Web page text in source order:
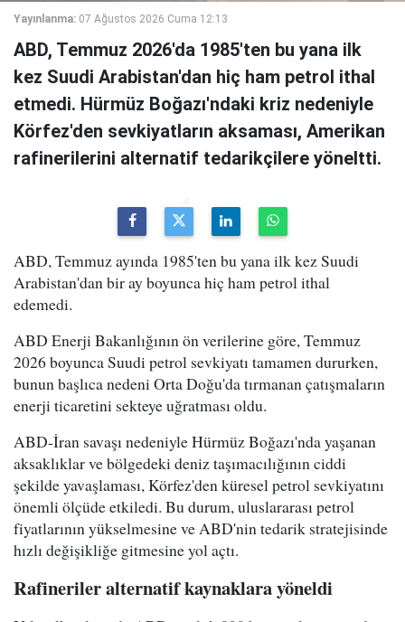
Yayınlanma: 07 Ağustos 2026 Cuma 12:13
ABD, Temmuz 2026'da 1985'ten bu yana ilk
kez Suudi Arabistan'dan hiç ham petrol ithal
etmedi. Hürmüz Boğazı'ndaki kriz nedeniyle
Körfez'den sevkiyatların aksaması, Amerikan
rafinerilerini alternatif tedarikçilere yöneltti.
ABD, Temmuz ayında 1985'ten bu yana ilk kez Suudi
Arabistan'dan bir ay boyunca hiç ham petrol ithal
edemedi.
ABD Enerji Bakanlığının ön verilerine göre, Temmuz
2026 boyunca Suudi petrol sevkiyatı tamamen dururken,
bunun başlıca nedeni Orta Doğu'da tırmanan çatışmaların
enerji ticaretini sekteye uğratması oldu.
ABD-İran savaşı nedeniyle Hürmüz Boğazı'nda yaşanan
aksaklıklar ve bölgedeki deniz taşımacılığının ciddi
şekilde yavaşlaması, Körfez'den küresel petrol sevkiyatını
önemli ölçüde etkiledi. Bu durum, uluslararası petrol
fiyatlarının yükselmesine ve ABD'nin tedarik stratejisinde
hızlı değişikliğe gitmesine yol açtı.
Rafineriler alternatif kaynaklara yöneldi